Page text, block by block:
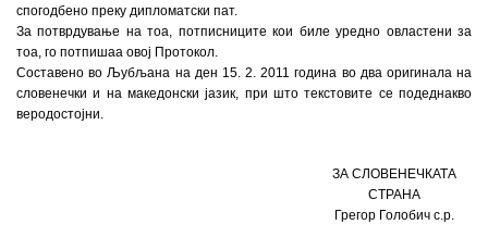
спогодбено преку дипломатски пат.
За потврдување на тоа, потписниците кои биле уредно овластени за
тоа, го потпишаа овој Протокол.
Составено во Љубљана на ден 15. 2. 2011 година во два оригинала на
словенечки и на македонски јазик, при што текстовите се подеднакво
веродостојни.
ЗА СЛОВЕНЕЧКАТА
СТРАНА
Грегор Голобич c.p.